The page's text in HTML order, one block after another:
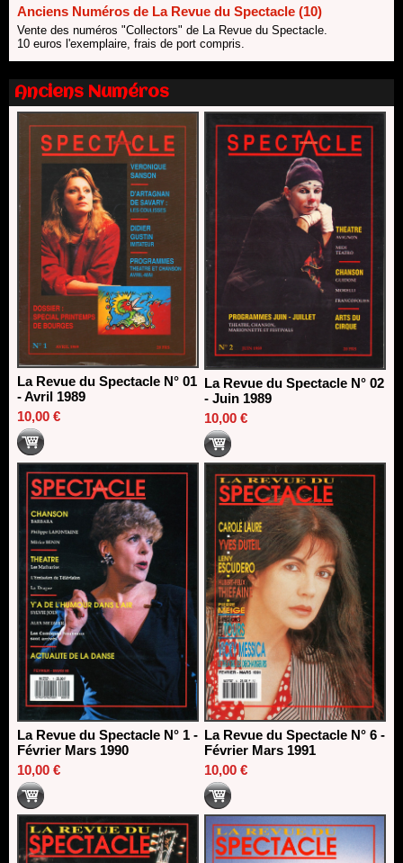
18/06/2026
Les 10 lauréats du Fonds Grandes Formes Théâtre 2026
SACD
13/06/2026
Nomination de Nathalie Garraud et Olivier Saccomano à la
direction du Théâtre de Gennevilliers - CDN
Dispositif SACD Auteurs d'espaces : les lauréats 2026
18/03/2026
Anciens Numéros de La Revue du Spectacle (10)
Vente des numéros "Collectors" de La Revue du Spectacle.
10 euros l'exemplaire, frais de port compris.
Anciens Numéros
La Revue du Spectacle N° 01
- Avril 1989
10,00 €
La Revue du Spectacle N° 02
- Juin 1989
10,00 €
La Revue du Spectacle N° 1 -
Février Mars 1990
10,00 €
La Revue du Spectacle N° 6 -
Février Mars 1991
10,00 €